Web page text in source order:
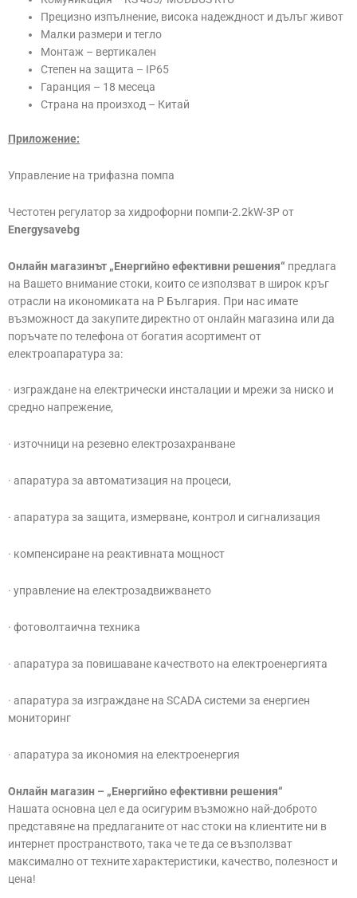
Прецизно изпълнение, висока надеждност и дълъг живот
Малки размери и тегло
Монтаж – вертикален
Степен на защита – IP65
Гаранция – 18 месеца
Страна на произход – Китай
Приложение:
Управление на трифазна помпа
Честотен регулатор за хидрофорни помпи-2.2kW-3Р от
Energysavebg
Онлайн магазинът „Енергийно ефективни решения“ предлага
на Вашето внимание стоки, които се използват в широк кръг
отрасли на икономиката на Р България. При нас имате
възможност да закупите директно от онлайн магазина или да
поръчате по телефона от богатия асортимент от
електроапаратура за:
· изграждане на електрически инсталации и мрежи за ниско и
средно напрежение,
· източници на резевно електрозахранване
· апаратура за автоматизация на процеси,
· апаратура за защита, измерване, контрол и сигнализация
· компенсиране на реактивната мощност
· управление на електрозадвижването
· фотоволтаична техника
· апаратура за повишаване качеството на електроенергията
· апаратура за изграждане на SCADA системи за енергиен
мониторинг
· апаратура за икономия на електроенергия
Онлайн магазин – „Енергийно ефективни решения“
Нашата основна цел е да осигурим възможно най-доброто
представяне на предлаганите от нас стоки на клиентите ни в
интернет пространството, така че те да се възползват
максимално от техните характеристики, качество, полезност и
цена!